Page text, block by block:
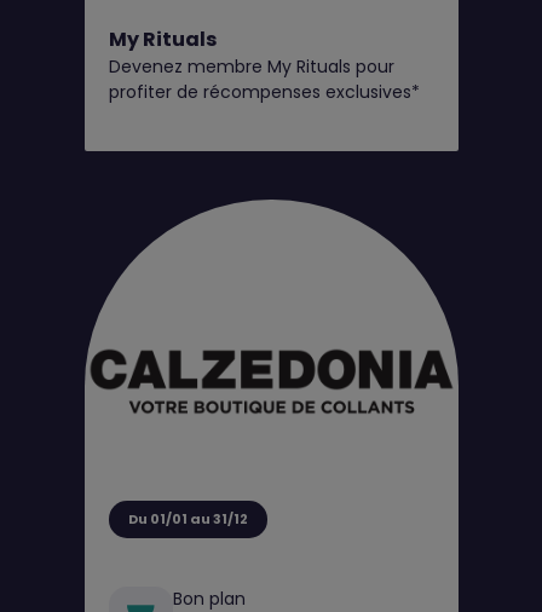
My Rituals
Devenez membre My Rituals pour
profiter de récompenses exclusives*
Du 01/01 au 31/12
Bon plan